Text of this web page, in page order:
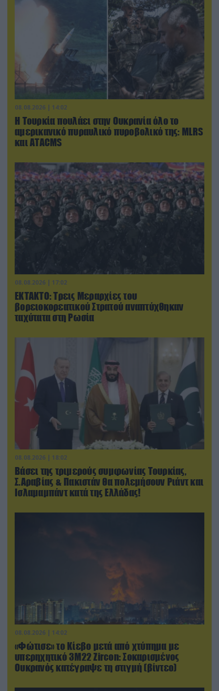
08.08.2026 | 14:02
Η Τουρκία πουλάει στην Ουκρανία όλο το
αμερικανικό πυραυλικό πυροβολικό της: MLRS
και ΑΤΑCMS
08.08.2026 | 17:02
ΕΚΤΑΚΤΟ: Τρεις Μεραρχίες του
βορειοκορεατικού Στρατού αναπτύχθηκαν
ταχύτατα στη Ρωσία
08.08.2026 | 18:02
Βάσει της τριμερούς συμφωνίας Τουρκίας,
Σ.Αραβίας & Πακιστάν θα πολεμήσουν Ριάντ και
Ισλαμαμπάντ κατά της Ελλάδας!
08.08.2026 | 14:02
«Φώτισε» το Κίεβο μετά από χτύπημα με
υπερηχητικό 3M22 Zircon: Σοκαρισμένος
Ουκρανός κατέγραψε τη στιγμή (βίντεο)